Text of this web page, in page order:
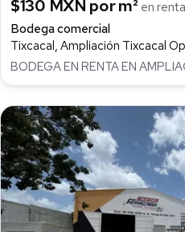
$130 MXN por m² en renta
Bodega comercial
Tixcacal, Ampliación Tixcacal
BODEGA EN RENTA EN